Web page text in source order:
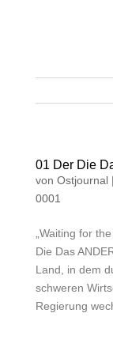
01 Der Die
von Ostjournal|
0001
„Waiting for
Die Das
Land, in dem
schweren
Regierung